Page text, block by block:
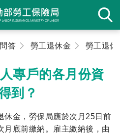
答 勞工退休金 勞工退休
專戶的各月份資
到？
休金，勞保局應於次月25日前
月底前繳納。雇主繳納後，由